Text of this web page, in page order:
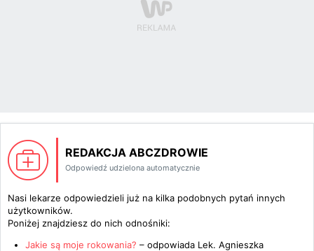
REDAKCJA ABCZDROWIE
Odpowiedź udzielona automatycznie
Nasi lekarze odpowiedzieli już na kilka podobnych pytań innych
użytkowników.
Poniżej znajdziesz do nich odnośniki:
Jakie są moje rokowania? – odpowiada Lek. Agnieszka